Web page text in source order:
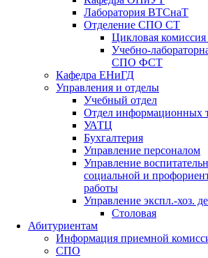
Лаборатория ВТСнаТ
Отделение СПО СТ
Цикловая
Учебно-
СПО ФСТ
Кафедра ЕНиГД
Управления и отделы
Учебный отдел
Отдел информационных
УАТЦ
Бухгалтерия
Управление персоналом
Управление
социальной и
работы
Управление экспл.-хоз.
Столовая
Абитуриентам
Информация приемной
СПО